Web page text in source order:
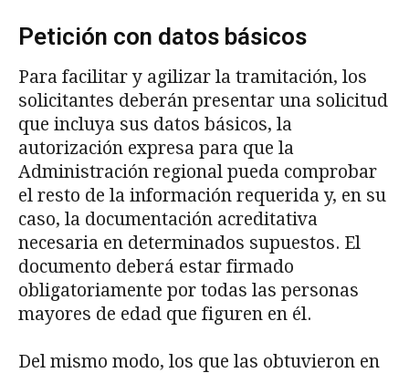
Petición con datos básicos
Para facilitar y agilizar la tramitación, los
solicitantes deberán presentar una solicitud
que incluya sus datos básicos, la
autorización expresa para que la
Administración regional pueda comprobar
el resto de la información requerida y, en su
caso, la documentación acreditativa
necesaria en determinados supuestos. El
documento deberá estar firmado
obligatoriamente por todas las personas
mayores de edad que figuren en él.
Del mismo modo, los que las obtuvieron en